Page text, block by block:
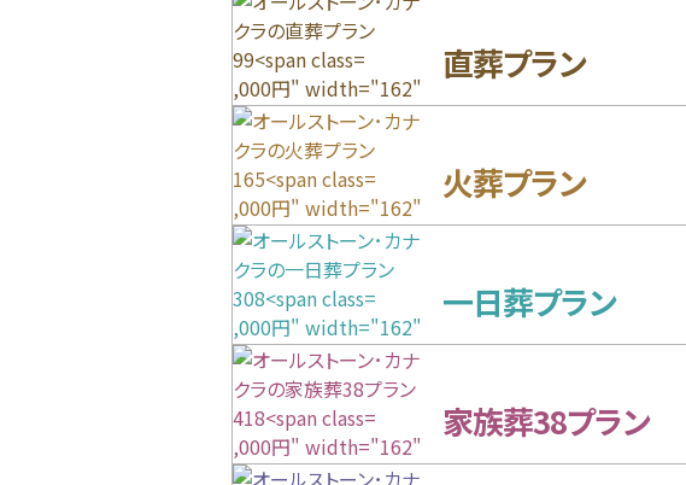
,000円" width="162"
height="98"
loading="lazy">
直葬プラン
,000円" width="162"
height="98"
loading="lazy">
火葬プラン
,000円" width="162"
height="98"
loading="lazy">
一日葬プラン
,000円" width="162"
height="98"
家族葬38プラン